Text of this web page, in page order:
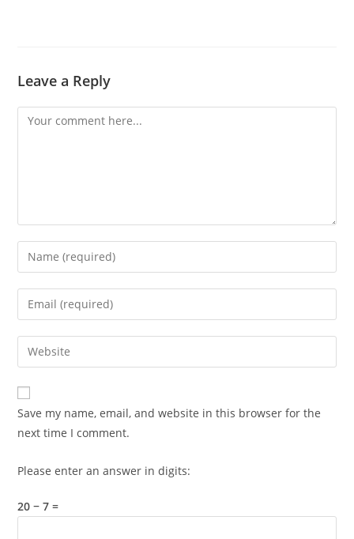
Leave a Reply
Comment
Enter
your
name
comment
Enter
your
email
address
comment
Enter
your
website
URL
(optional)
Save my name, email, and website in this browser for the
next time I comment.
Please enter an answer in digits:
20 − 7 =